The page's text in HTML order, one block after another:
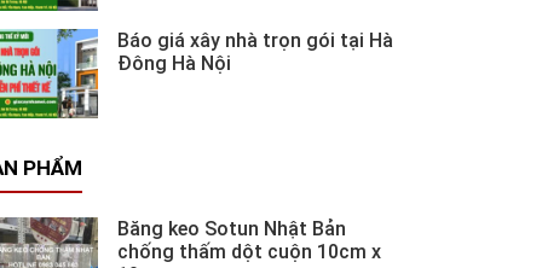
Báo giá xây nhà trọn gói tại Hà
Đông Hà Nội
PHẨM
Băng keo Sotun Nhật Bản
chống thấm dột cuộn 10cm x